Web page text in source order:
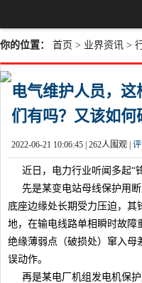
你的位置： 首页 > 业界资讯 >
电气维护人员，
们有吗？又该如何
2022-06-21 10:06:45 | 262人围观 |
近日，电力行业听闻多起“
先是某变电站母线保护用断
底座边缘处长期受力压迫，
地，在输电线路单相瞬时故障
绝缘薄弱点（破损处）窜入母
误动作。
再是某电厂机组发电机保护